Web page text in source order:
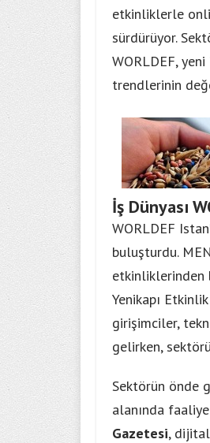
etkinliklerle
sürdürüyor.
WORLDEF,
trendlerinin
İş Dünyası
WORLDEF
buluşturdu.
etkinliklerinden
Yenikapı
girişimciler,
gelirken,
Sektörün önde
alanında
Gazetesi,